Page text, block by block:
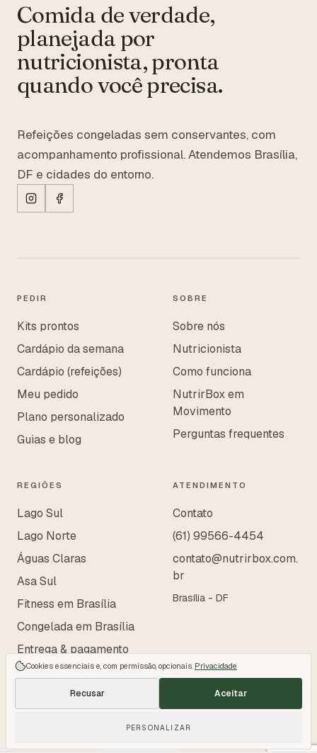
Comida de verdade,
planejada por
nutricionista, pronta
quando você precisa.
Refeições congeladas sem conservantes, com
acompanhamento profissional. Atendemos Brasília,
DF e cidades do entorno.
PEDIR
Kits prontos
Cardápio da semana
Cardápio (refeições)
Meu pedido
Plano personalizado
Guias e blog
SOBRE
Sobre nós
Nutricionista
Como funciona
NutrirBox em
Movimento
Perguntas frequentes
REGIÕES
Lago Sul
Lago Norte
Águas Claras
Asa Sul
Fitness em Brasília
Congelada em Brasília
Entrega & pagamento
ATENDIMENTO
Contato
(61) 99566-4454
contato@nutrirbox.com.
br
Brasília - DF
NutrirBox · Refeições saudáveis em Brasília & Entorno
Cookies essenciais e, com permissão, opcionais. Privacidade
Recusar Aceitar
PERSONALIZAR